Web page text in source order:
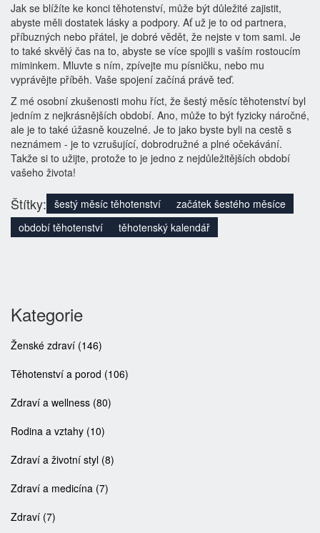
Jak se blížíte ke konci těhotenství, může být důležité zajistit,
abyste měli dostatek lásky a podpory. Ať už je to od partnera,
příbuzných nebo přátel, je dobré vědět, že nejste v tom sami. Je
to také skvělý čas na to, abyste se více spojili s vaším rostoucím
miminkem. Mluvte s ním, zpívejte mu písničku, nebo mu
vyprávějte příběh. Vaše spojení začíná právě teď.
Z mé osobní zkušenosti mohu říct, že šestý měsíc těhotenství byl
jedním z nejkrásnějších období. Ano, může to být fyzicky náročné,
ale je to také úžasně kouzelné. Je to jako byste byli na cestě s
neznámem - je to vzrušující, dobrodružné a plné očekávání.
Takže si to užijte, protože to je jedno z nejdůležitějších období
vašeho života!
Štítky: šestý měsíc těhotenství
začátek šestého měsíce
období těhotenství
těhotenský kalendář
Kategorie
Ženské zdraví (146)
Těhotenství a porod (106)
Zdraví a wellness (80)
Rodina a vztahy (10)
Zdraví a životní styl (8)
Zdraví a medicína (7)
Zdraví (7)